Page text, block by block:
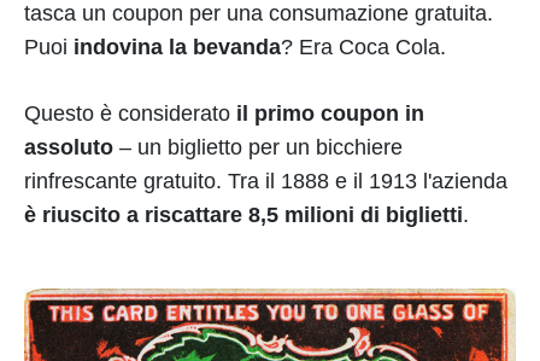
tasca un coupon per una consumazione gratuita.
Puoi indovina la bevanda? Era Coca Cola.
Questo è considerato il primo coupon in
assoluto – un biglietto per un bicchiere
rinfrescante gratuito. Tra il 1888 e il 1913 l'azienda
è riuscito a riscattare 8,5 milioni di biglietti.